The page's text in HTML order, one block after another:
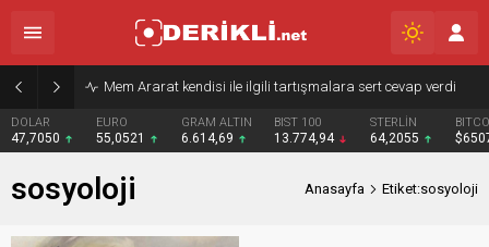
Mem Ararat kendisi ile ilgili tartışmalara sert cevap verdi
DOLAR
47,7050
EURO
55,0521
GRAM ALTIN
6.614,69
BIST 100
13.774,94
STERLİN
64,2055
sosyoloji Anasayfa Etiket:sosyoloji